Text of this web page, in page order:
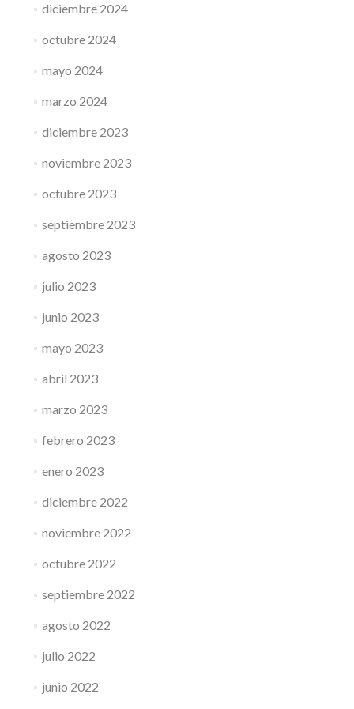
diciembre 2024
octubre 2024
mayo 2024
marzo 2024
diciembre 2023
noviembre 2023
octubre 2023
septiembre 2023
agosto 2023
julio 2023
junio 2023
mayo 2023
abril 2023
marzo 2023
febrero 2023
enero 2023
diciembre 2022
noviembre 2022
octubre 2022
septiembre 2022
agosto 2022
julio 2022
junio 2022